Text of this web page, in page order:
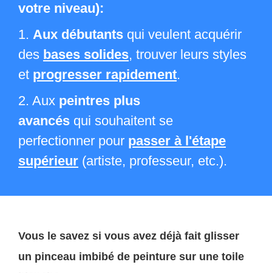
votre niveau):
1. Aux débutants qui veulent acquérir
des bases solides, trouver leurs styles
et progresser rapidement.
2. Aux peintres plus
avancés qui souhaitent se
perfectionner pour passer à l'étape
supérieur (artiste, professeur, etc.).
Vous le savez si vous avez déjà fait glisser
un pinceau imbibé de peinture sur une toile